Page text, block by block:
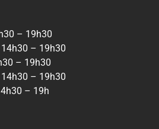
– 19h30
– 19h30
– 19h30
– 19h30
– 19h